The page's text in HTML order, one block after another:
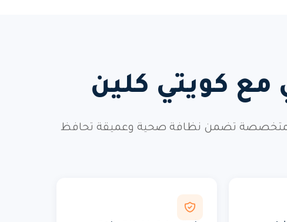
مع كويتي كلين
المتخصصة تضمن نظافة صحية وعميقة تحافظ